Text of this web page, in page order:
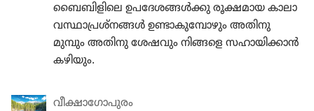
ബൈബി​ളി​ലെ ഉപദേ​ശ​ങ്ങൾക്കു രൂക്ഷമായ കാലാ​
വ​സ്ഥാ​പ്ര​ശ്‌നങ്ങൾ ഉണ്ടാകു​മ്പോ​ഴും അതിനു
മുമ്പും അതിനു ശേഷവും നിങ്ങളെ സഹായി​ക്കാൻ
കഴിയും.
വീക്ഷാഗോപുരം